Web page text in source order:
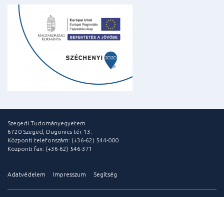
Szegedi Tudományegyetem
6720 Szeged, Dugonics tér 13.
Központi telefonszám: (+36-62) 544-000
Központi fax: (+36-62) 546-371
Adatvédelem Impresszum Segítség